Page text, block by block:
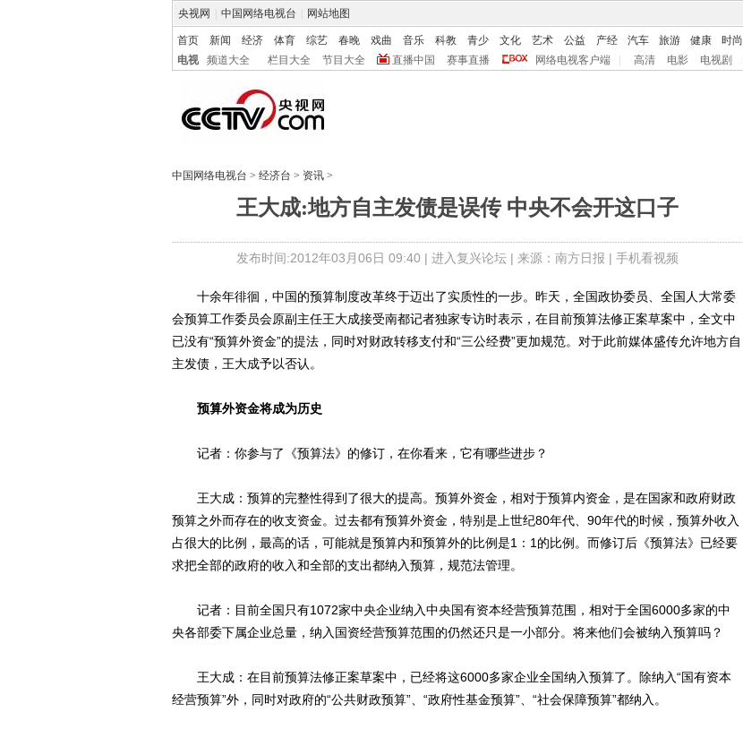
央视网 中国网络电视台 网站地图
首页 新闻 经济 体育 综艺 春晚 戏曲 音乐 科教 青少 文化 艺术 公益 产经 汽车 旅游 健康 时尚
电视
频道大全 栏目大全 节目大全 直播中国 赛事直播 网络电视客户端 高清 电影 电视剧
中国网络电视台 > 经济台 > 资讯 >
王大成:地方自主发债是误传 中央不会开这口子
发布时间:2012年03月06日 09:40 | 进入复兴论坛| 来源：南方日报 | 手机看视频
十余年徘徊，中国的预算制度改革终于迈出了实质性的一步。昨天，全国政协委员、全国人大常委
会预算工作委员会原副主任王大成接受南都记者独家专访时表示，在目前预算法修正案草案中，全文中
已没有“预算外资金”的提法，同时对财政转移支付和“三公经费”更加规范。对于此前媒体盛传允许地方自
主发债，王大成予以否认。
预算外资金将成为历史
记者：你参与了《预算法》的修订，在你看来，它有哪些进步？
王大成：预算的完整性得到了很大的提高。预算外资金，相对于预算内资金，是在国家和政府财政
预算之外而存在的收支资金。过去都有预算外资金，特别是上世纪80年代、90年代的时候，预算外收入
占很大的比例，最高的话，可能就是预算内和预算外的比例是1：1的比例。而修订后《预算法》已经要
求把全部的政府的收入和全部的支出都纳入预算，规范法管理。
记者：目前全国只有1072家中央企业纳入中央国有资本经营预算范围，相对于全国6000多家的中
央各部委下属企业总量，纳入国资经营预算范围的仍然还只是一小部分。将来他们会被纳入预算吗？
王大成：在目前预算法修正案草案中，已经将这6000多家企业全国纳入预算了。除纳入“国有资本
经营预算”外，同时对政府的“公共财政预算”、“政府性基金预算”、“社会保障预算”都纳入。